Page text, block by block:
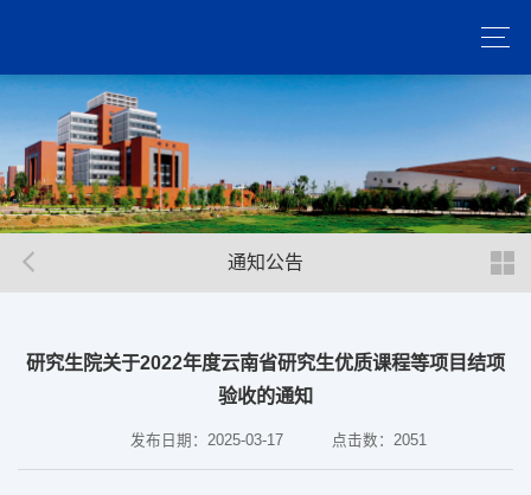
通知公告
研究生院关于2022年度云南省研究生优质课程等项目结项
验收的通知
发布日期：2025-03-17 点击数：2051